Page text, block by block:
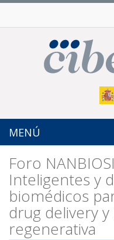
MENÚ
Foro
Inteligentes y
biomédicos
drug delivery
regenerativa